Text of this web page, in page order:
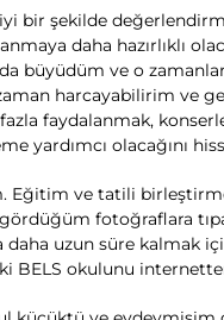
iyi bir şekilde
daha hazırlıklı
büyüdüm ve o
harcayabilirim ve
faydalanmak,
yardımcı olacağını
Eğitim ve tatili
fotoğraflara
uzun süre kalmak
BELS okulunu